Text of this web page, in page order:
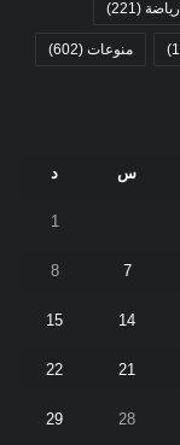
رياضة (221)
منوعات (602)
س د
1
7
8
14
15
21
22
28
29